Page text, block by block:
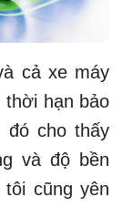
cả xe máy
thời hạn bảo
đó cho thấy
và độ bền
cũng yên